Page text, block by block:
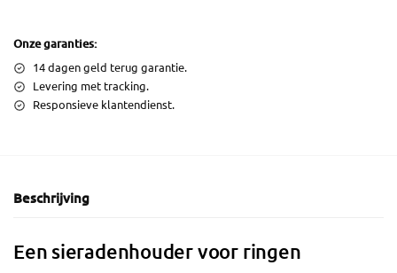
Onze garanties:
14 dagen geld terug garantie.
Levering met tracking.
Responsieve klantendienst.
Beschrijving
Een sieradenhouder voor ringen